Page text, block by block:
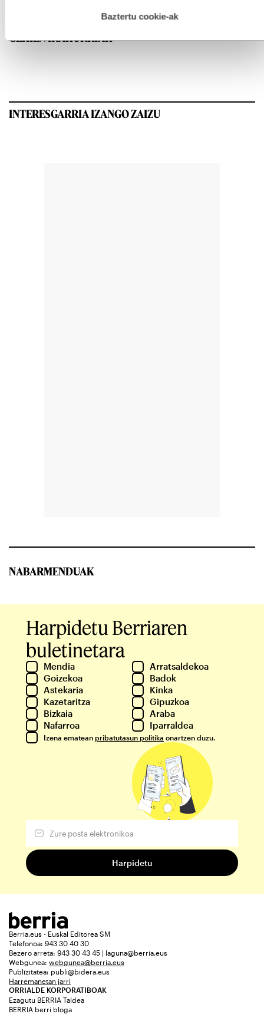
esplizitua ematen diguzu.Gehiago irakurri
Baztertu cookie-ak
GEHIEN IRAKURRIAK
INTERESGARRIA IZANGO ZAIZU
NABARMENDUAK
Harpidetu Berriaren
buletinetara
Mendia
Arratsaldekoa
Goizekoa
Badok
Astekaria
Kinka
Kazetaritza
Gipuzkoa
Bizkaia
Araba
Nafarroa
Iparraldea
Izena ematean pribatutasun politika onartzen duzu.
Berria.eus - Euskal Editorea SM
Telefonoa: 943 30 40 30
Bezero arreta: 943 30 43 45 | laguna@berria.eus
Webgunea: webgunea@berria.eus
Publizitatea: publi@bidera.eus
Harremanetan jarri
ORRIALDE KORPORATIBOAK
Ezagutu BERRIA Taldea
BERRIA berri bloga